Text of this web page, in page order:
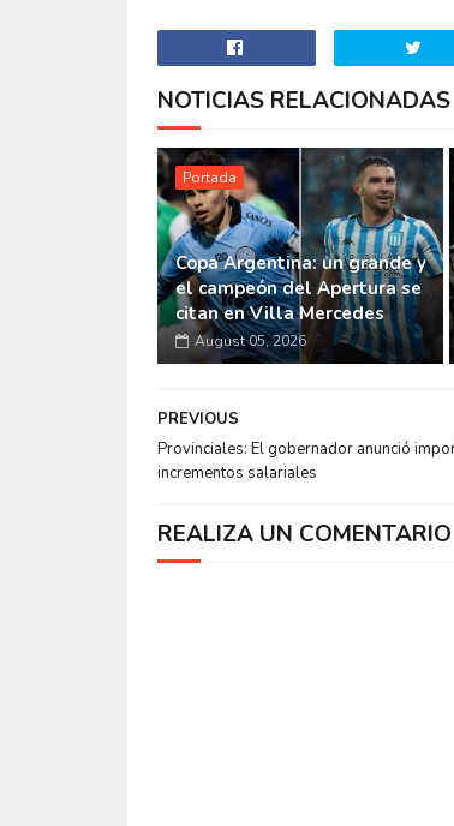
NOTICIAS RELACIONADAS
Portada
Copa Argentina: un grande y
el campeón del Apertura se
citan en Villa Mercedes
August 05, 2026
PREVIOUS
Provinciales: El gobernador anunció
incrementos salariales
REALIZA UN COMENTARIO